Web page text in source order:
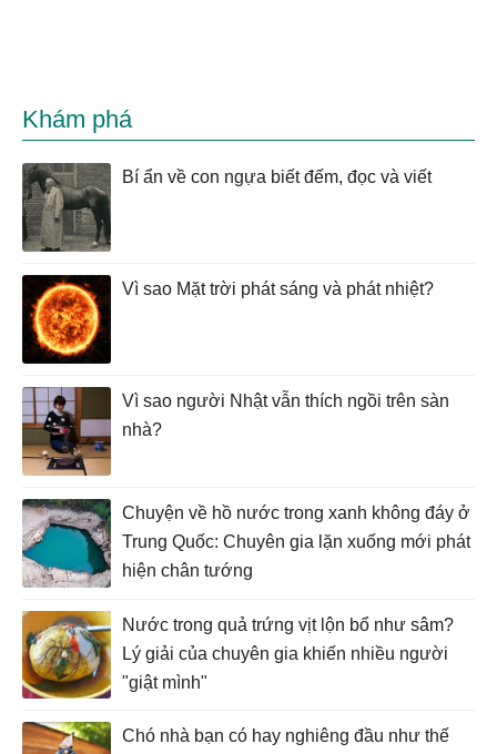
Khám phá
Bí ẩn về con ngựa biết đếm, đọc và viết
Vì sao Mặt trời phát sáng và phát nhiệt?
Vì sao người Nhật vẫn thích ngồi trên sàn
nhà?
Chuyện về hồ nước trong xanh không đáy ở
Trung Quốc: Chuyên gia lặn xuống mới phát
hiện chân tướng
Nước trong quả trứng vịt lộn bổ như sâm?
Lý giải của chuyên gia khiến nhiều người
"giật mình"
Chó nhà bạn có hay nghiêng đầu như thế